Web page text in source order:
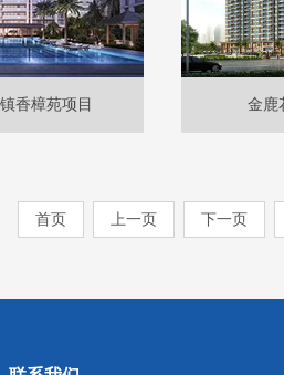
香樟苑项目 金鹿
首页 上一页 下一页